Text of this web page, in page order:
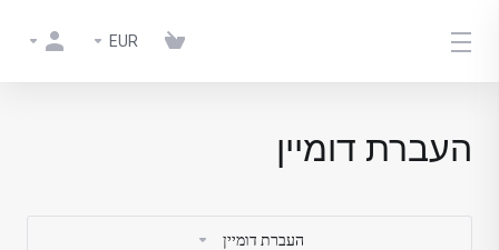
EUR
העברת דומיין
העברת דומיין